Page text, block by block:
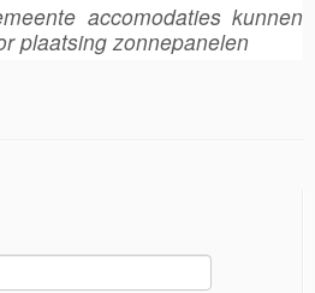
accomodaties kunnen
plaatsing zonnepanelen